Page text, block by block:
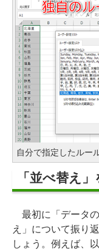
自分で指定したルー
「並べ替え
最初に「データ
え」について振り
しょう。例えば、